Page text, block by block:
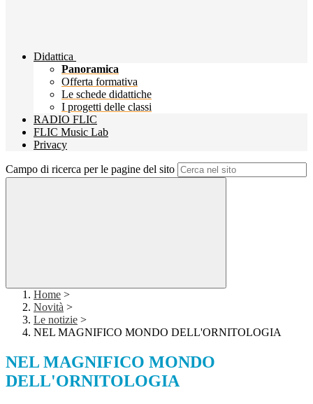
Didattica
Panoramica
Offerta formativa
Le schede didattiche
I progetti delle classi
RADIO FLIC
FLIC Music Lab
Privacy
Campo di ricerca per le pagine del sito
Home >
Novità >
Le notizie >
NEL MAGNIFICO MONDO DELL'ORNITOLOGIA
NEL MAGNIFICO MONDO
DELL'ORNITOLOGIA